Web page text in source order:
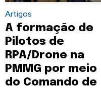
Artigos
A formação de
Pilotos de
RPA/Drone na
PMMG por meio
do Comando de